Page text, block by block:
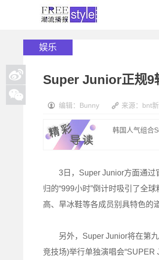
娱乐
Super Junior正规9
编辑：Bunny 来源：bnt
韩国人气组合
3日，Super Junior方面通过官
归的“999小时”倒计时吸引了全
高、旱冰鞋等各成员别具特色的
另外，Super Junior将在第九
竞技场)举行单独演唱会